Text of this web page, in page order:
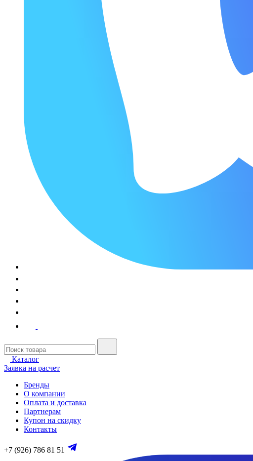
Каталог
Заявка на расчет
Бренды
О компании
Оплата и доставка
Партнерам
Купон на скидку
Контакты
+7 (926) 786 81 51